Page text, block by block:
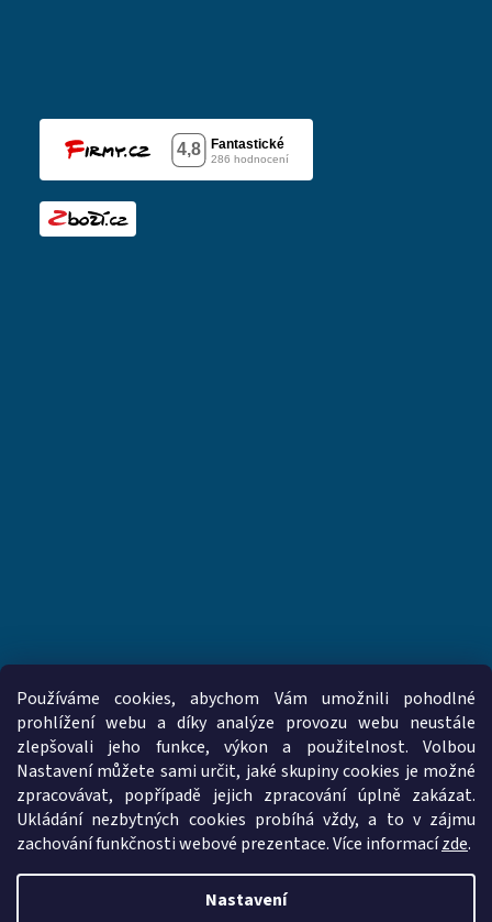
Používáme cookies, abychom Vám umožnili pohodlné
prohlížení webu a díky analýze provozu webu neustále
zlepšovali jeho funkce, výkon a použitelnost. Volbou
Nastavení můžete sami určit, jaké skupiny cookies je možné
zpracovávat, popřípadě jejich zpracování úplně zakázat.
Ukládání nezbytných cookies probíhá vždy, a to v zájmu
zachování funkčnosti webové prezentace. Více informacízde.
Nastavení
www.vzduchotechnika-ventilatory.cz www.palmat.cz
Vytvořil Shoptet